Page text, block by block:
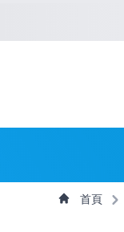
首頁